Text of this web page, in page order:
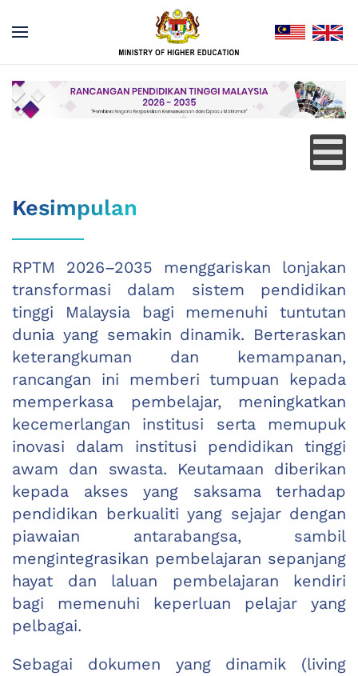
Kesimpulan
RPTM 2026–2035 menggariskan lonjakan
transformasi dalam sistem pendidikan
tinggi Malaysia bagi memenuhi tuntutan
dunia yang semakin dinamik. Berteraskan
keterangkuman dan kemampanan,
rancangan ini memberi tumpuan kepada
memperkasa pembelajar, meningkatkan
kecemerlangan institusi serta memupuk
inovasi dalam institusi pendidikan tinggi
awam dan swasta. Keutamaan diberikan
kepada akses yang saksama terhadap
pendidikan berkualiti yang sejajar dengan
piawaian antarabangsa, sambil
mengintegrasikan pembelajaran sepanjang
hayat dan laluan pembelajaran kendiri
bagi memenuhi keperluan pelajar yang
pelbagai.
Sebagai dokumen yang dinamik (living